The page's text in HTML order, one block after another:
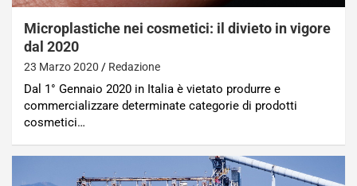
Microplastiche nei cosmetici: il divieto in vigore
dal 2020
23 Marzo 2020 Redazione
Dal 1° Gennaio 2020 in Italia è vietato produrre e
commercializzare determinate categorie di prodotti
cosmetici…